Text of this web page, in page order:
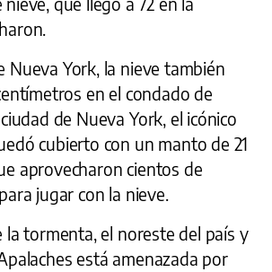
Nueva York, la nieve también
en el condado de
de Nueva York, el icónico
cubierto con un manto de 21
aprovecharon cientos de
jugar con la nieve.
la tormenta, el noreste del país y
está amenazada por